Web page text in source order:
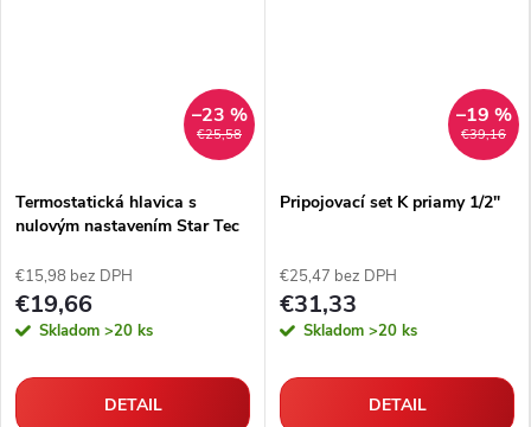
€25,58
–23 %
Termostatická hlavica s
nulovým nastavením Star Tec
€15,98 bez DPH
€19,66
Skladom >20 ks
DETAIL
€39,16
–19 %
Pripojovací set K priamy 1/2"
€25,47 bez DPH
€31,33
Skladom >20 ks
DETAIL